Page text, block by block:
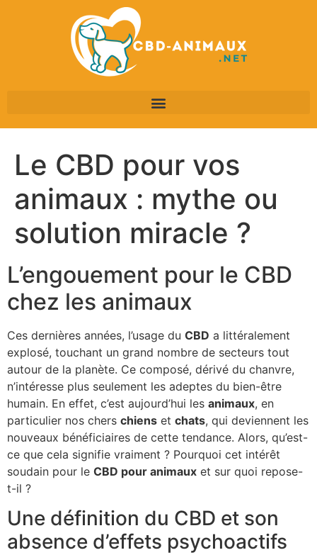
Le CBD pour vos
animaux : mythe ou
solution miracle ?
L’engouement pour le CBD
chez les animaux
Ces dernières années, l’usage du CBD a littéralement
explosé, touchant un grand nombre de secteurs tout
autour de la planète. Ce composé, dérivé du chanvre,
n’intéresse plus seulement les adeptes du bien-être
humain. En effet, c’est aujourd’hui les animaux, en
particulier nos chers chiens et chats, qui deviennent les
nouveaux bénéficiaires de cette tendance. Alors, qu’est-
ce que cela signifie vraiment ? Pourquoi cet intérêt
soudain pour le CBD pour animaux et sur quoi repose-
t-il ?
Une définition du CBD et son
absence d’effets psychoactifs